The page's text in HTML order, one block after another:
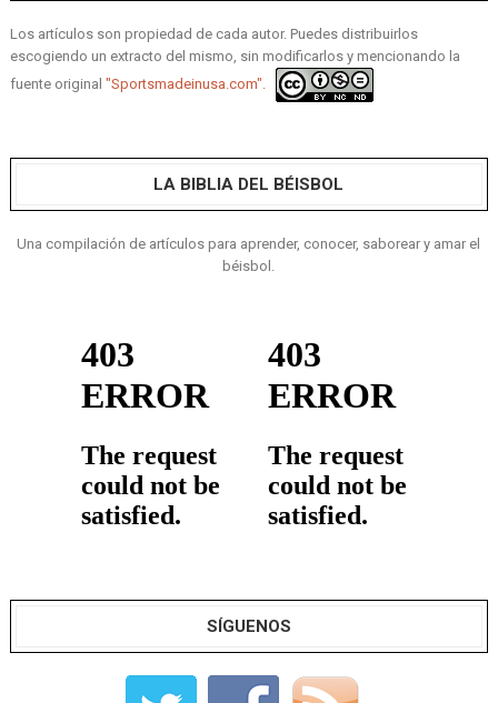
Los artículos son propiedad de cada autor. Puedes distribuirlos
escogiendo un extracto del mismo, sin modificarlos y mencionando la
fuente original "Sportsmadeinusa.com".
LA BIBLIA DEL BÉISBOL
Una compilación de artículos para aprender, conocer, saborear y amar el
béisbol.
SÍGUENOS